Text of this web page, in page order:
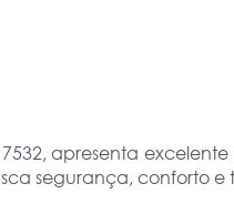
17532, apresenta
segurança, conforto